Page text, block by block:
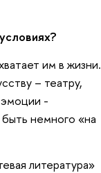
им в жизни.
– театру,
-
немного «на
литература»